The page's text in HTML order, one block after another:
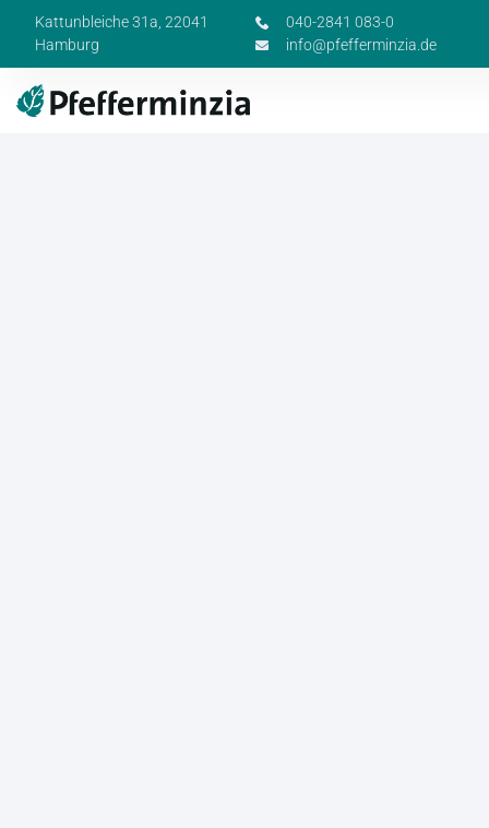
Kattunbleiche 31a, 22041
Hamburg
040-2841 083-0
info@pfefferminzia.de